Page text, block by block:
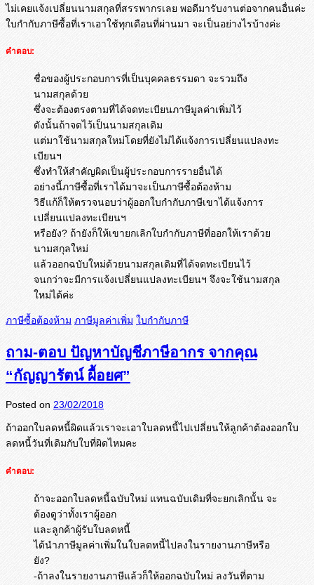
ไม่เคยแจ้งเปลี่ยนนามสกุลที่สรรพากรเลย พอดีมารับงานต่อจากคนอื่นค่ะ
ใบกำกับภาษีซื้อที่เราเอาใช้ทุกเดือนที่ผ่านมา จะเป็นอย่างไรบ้างค่ะ
คำตอบ:
ชื่อของผู้ประกอบการที่เป็นบุคคลธรรมดา จะรวมถึง
นามสกุลด้วย
ซึ่งจะต้องตรงตามที่ได้จดทะเบียนภาษีมูลค่าเพิ่มไว้
ดังนั้นถ้าจดไว้เป็นนามสกุลเดิม
แต่มาใช้นามสกุลใหม่โดยที่ยังไม่ได้แจ้งการเปลี่ยนแปลงทะ
เบียนฯ
ซึ่งทำให้สำคัญผิดเป็นผู้ประกอบการรายอื่นได้
อย่างนี้ภาษีซื้อที่เราได้มาจะเป็นภาษีซื้อต้องห้าม
วิธีแก้ก็ให้ตรวจนอบว่าผู้ออกใบกำกับภาษีเขาได้แจ้งการ
เปลี่ยนแปลงทะเบียนฯ
หรือยัง? ถ้ายังก็ให้เขายกเลิกใบกำกับภาษีที่ออกให้เราด้วย
นามสกุลใหม่
แล้วออกฉบับใหม่ด้วยนามสกุลเดิมที่ได้จดทะเบียนไว้
จนกว่าจะมีการแจ้งเปลี่ยนแปลงทะเบียนฯ จึงจะใช้นามสกุล
ใหม่ได้ค่ะ
ภาษีซื้อต้องห้าม ภาษีมูลค่าเพิ่ม ใบกำกับภาษี
ถาม-ตอบ ปัญหาบัญชีภาษีอากร จากคุณ
“กัญญารัตน์ ผื้อยศ”
Posted on 23/02/2018
ถ้าออกใบลดหนี้ผิดแล้วเราจะเอาใบลดหนี้ไปเปลี่ยนให้ลูกค้าต้องออกใบ
ลดหนี้วันที่เดิมกับใบที่ผิดไหมคะ
คำตอบ:
ถ้าจะออกใบลดหนี้ฉบับใหม่ แทนฉบับเดิมที่จะยกเลิกนั้น จะ
ต้องดูว่าทั้งเราผู้ออก
และลูกค้าผู้รับใบลดหนี้
ได้นำภาษีมูลค่าเพิ่มในใบลดหนี้ไปลงในรายงานภาษีหรือ
ยัง?
-ถ้าลงในรายงานภาษีแล้วก็ให้ออกฉบับใหม่ ลงวันที่ตาม